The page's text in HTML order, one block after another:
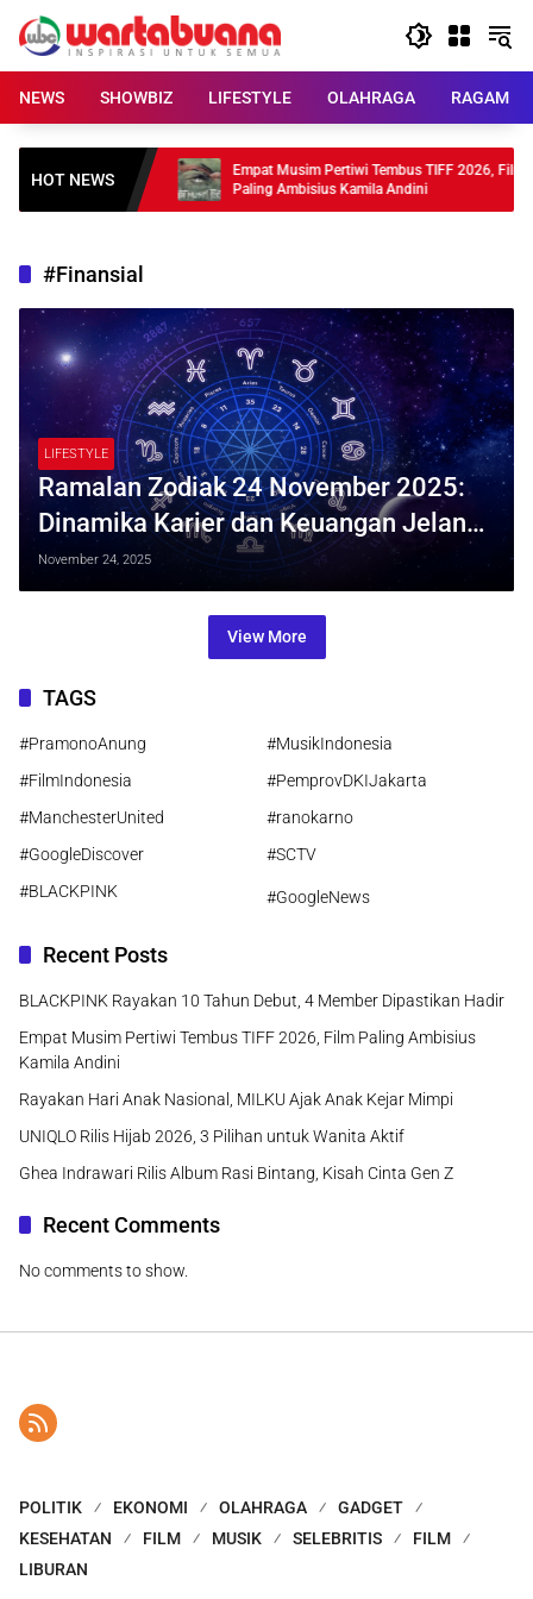
content
NEWS
SHOWBIZ LIFESTYLE OLAHRAGA RAGAM
HOT NEWS
Debut, 4
Empat Musim Pertiwi Tembus TIFF 2026, Film
Paling Ambisius Kamila Andini
#Finansial
LIFESTYLE
Ramalan Zodiak 24 November 2025:
Dinamika Karier dan Keuangan Jelang
Akhir Tahun Makin Terasa
November 24, 2025
View More
TAGS
#PramonoAnung
#MusikIndonesia
#FilmIndonesia
#PemprovDKIJakarta
#ManchesterUnited
#ranokarno
#GoogleDiscover
#SCTV
#BLACKPINK
#GoogleNews
Recent Posts
BLACKPINK Rayakan 10 Tahun Debut, 4 Member Dipastikan Hadir
Empat Musim Pertiwi Tembus TIFF 2026, Film Paling Ambisius
Kamila Andini
Rayakan Hari Anak Nasional, MILKU Ajak Anak Kejar Mimpi
UNIQLO Rilis Hijab 2026, 3 Pilihan untuk Wanita Aktif
Ghea Indrawari Rilis Album Rasi Bintang, Kisah Cinta Gen Z
Recent Comments
No comments to show.
POLITIK EKONOMI OLAHRAGA
GADGET
KESEHATAN
FILM MUSIK SELEBRITIS
FILM
LIBURAN